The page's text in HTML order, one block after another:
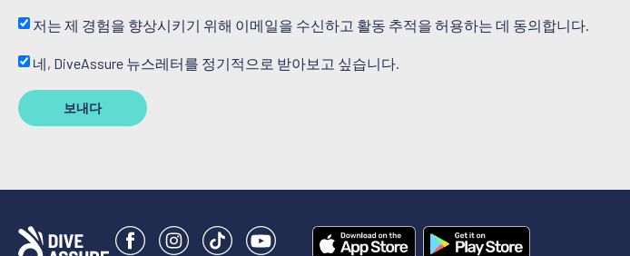
저는 제 경험을 향상시키기 위해 이메일을 수신하고 활동 추적을 허용하는 데 동의합니다.
네, DiveAssure 뉴스레터를 정기적으로 받아보고 싶습니다.
보내다